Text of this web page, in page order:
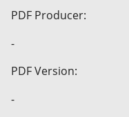
PDF Producer:
-
PDF Version:
-